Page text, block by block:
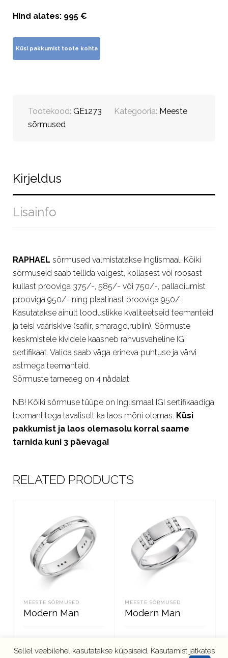
Hind alates: 995 €
Tootekood: GE1273 Kategooria: Meeste
sõrmused
Kirjeldus
Lisainfo
RAPHAEL sõrmused valmistatakse Inglismaal. Kõiki
sõrmuseid saab tellida valgest, kollasest või roosast
kullast prooviga 375/-, 585/- või 750/-, palladiumist
prooviga 950/- ning plaatinast prooviga 950/-
Kasutatakse ainult looduslikke kvaliteetseid teemanteid
ja teisi vääriskive (safiir, smaragd,rubiin). Sõrmuste
keskmistele kividele kaasneb rahvusvaheline IGI
sertifikaat. Valida saab väga erineva puhtuse ja värvi
astmega teemanteid.
Sõrmuste tarneaeg on 4 nädalat.
NB! Kõiki sõrmuse tüüpe on Inglismaal IGI sertifikaadiga
teemantitega tavaliselt ka laos mõni olemas. Küsi
pakkumist ja laos olemasolu korral saame
tarnida kuni 3 päevaga!
RELATED PRODUCTS
MEESTE SÕRMUSED
Modern Man
MEESTE SÕRMUSED
Modern Man
Sellel veebilehel kasutatakse küpsiseid, Kasutamist jätkates